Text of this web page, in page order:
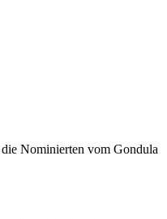
Nominierten vom Gondula